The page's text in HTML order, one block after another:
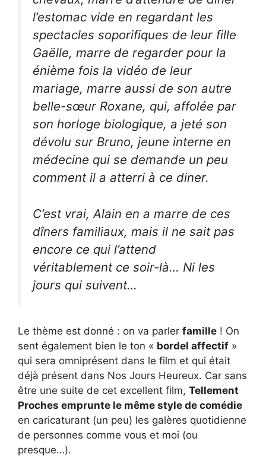
l’estomac vide en regardant les
spectacles soporifiques de leur fille
Gaëlle, marre de regarder pour la
énième fois la vidéo de leur
mariage, marre aussi de son autre
belle-sœur Roxane, qui, affolée par
son horloge biologique, a jeté son
dévolu sur Bruno, jeune interne en
médecine qui se demande un peu
comment il a atterri à ce diner.
C’est vrai, Alain en a marre de ces
dîners familiaux, mais il ne sait pas
encore ce qui l’attend
véritablement ce soir-là… Ni les
jours qui suivent…
Le thème est donné : on va parler famille ! On
sent également bien le ton « bordel affectif »
qui sera omniprésent dans le film et qui était
déjà présent dans Nos Jours Heureux. Car sans
être une suite de cet excellent film, Tellement
Proches emprunte le même style de comédie
en caricaturant (un peu) les galères quotidienne
de personnes comme vous et moi (ou
presque…).